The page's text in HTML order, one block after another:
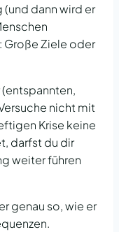
dann wird er
Große Ziele oder
nicht mit
Krise keine
darfst du dir
weiter führen
genau so, wie er